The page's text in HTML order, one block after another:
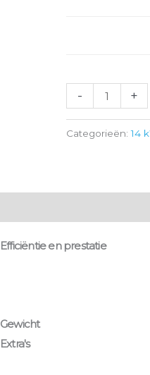
- +
Categorieën:14
Efficiëntie en prestatie
Gewicht
Extra's